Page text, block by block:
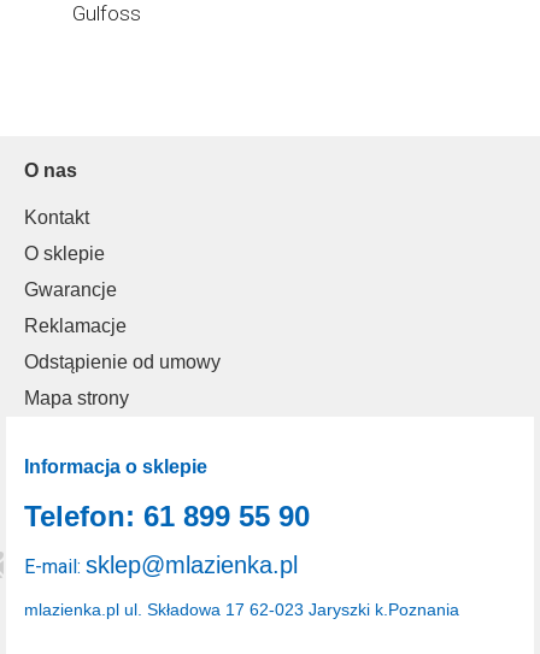
Gulfoss
O nas
Kontakt
O sklepie
Gwarancje
Reklamacje
Odstąpienie od umowy
Mapa strony
Informacja o sklepie
mlazienka.pl ul. Składowa 17 62-023 Jaryszki k.Poznania
Telefon: 61 899 55 90
E-mail: sklep@mlazienka.pl